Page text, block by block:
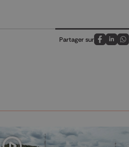
Partager sur
Partagez